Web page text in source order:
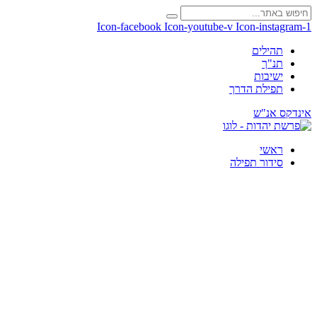
Icon-facebook Icon-youtube-v Icon-instagram-1
תהילים
תנ"ך
ישיבות
תפילת הדרך
אינדקס אנ"ש
ראשי
סידור תפילה